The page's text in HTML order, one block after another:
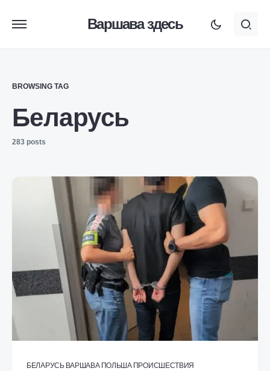
Варшава здесь
BROWSING TAG
Беларусь
283 posts
БЕЛАРУСЬ ВАРШАВА ПОЛЬША ПРОИСШЕСТВИЯ